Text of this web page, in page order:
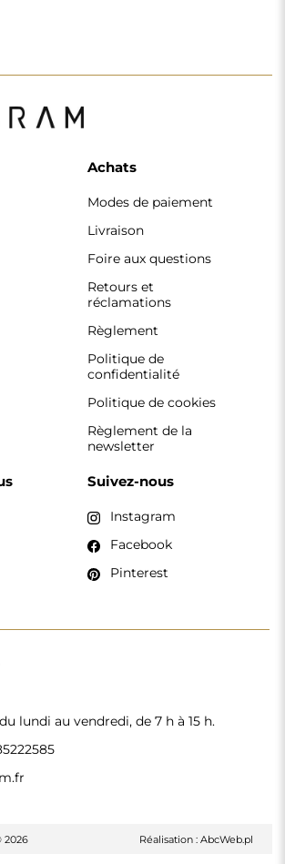
lundi au vendredi, de 7 h à 15 h.
Achats
Modes de paiement
Livraison
Foire aux questions
Retours et
réclamations
Règlement
Politique de
confidentialité
Politique de cookies
Règlement de la
newsletter
Suivez-nous
Instagram
Facebook
Pinterest
2026 Réalisation : AbcWeb.pl